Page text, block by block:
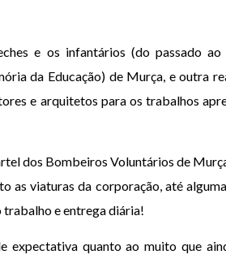
e os infantários (do passado
da Educação) de Murça, e outra
e arquitetos para os trabalhos
dos Bombeiros Voluntários de
as viaturas da corporação, até
trabalho e entrega diária!
expectativa quanto ao muito que